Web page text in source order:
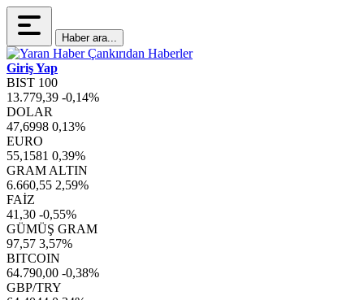
Haber ara...
Giriş Yap
BIST 100
13.779,39 -0,14%
DOLAR
47,6998 0,13%
EURO
55,1581 0,39%
GRAM ALTIN
6.660,55 2,59%
FAİZ
41,30 -0,55%
GÜMÜŞ GRAM
97,57 3,57%
BITCOIN
64.790,00 -0,38%
GBP/TRY